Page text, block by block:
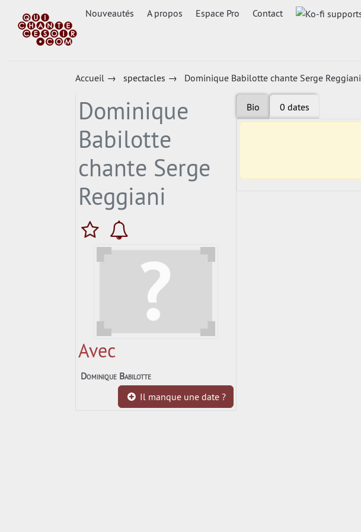
Nouveautés A propos Espace Pro Contact
Accueil→ spectacles → Dominique Babilotte chante Serge Reggiani
Dominique
Babilotte
chante Serge
Reggiani
Avec
Dominique Babilotte
Il manque une date ?
Bio 0 dates